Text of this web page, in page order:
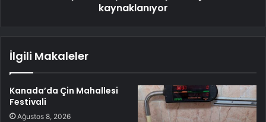
kaynaklanıyor
İlgili Makaleler
Kanada’da Çin Mahallesi
Festivali
Ağustos 8, 2026